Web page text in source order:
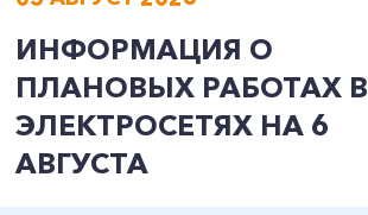
ИНФОРМАЦИЯ О
ПЛАНОВЫХ РАБОТАХ В
ЭЛЕКТРОСЕТЯХ НА 6
АВГУСТА